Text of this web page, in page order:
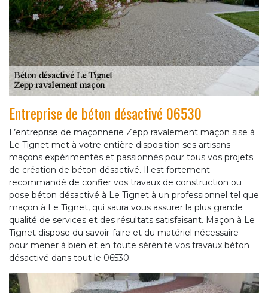
Entreprise de béton désactivé 06530
L’entreprise de maçonnerie Zepp ravalement maçon sise à
Le Tignet met à votre entière disposition ses artisans
maçons expérimentés et passionnés pour tous vos projets
de création de béton désactivé. Il est fortement
recommandé de confier vos travaux de construction ou
pose béton désactivé à Le Tignet à un professionnel tel que
maçon à Le Tignet, qui saura vous assurer la plus grande
qualité de services et des résultats satisfaisant. Maçon à Le
Tignet dispose du savoir-faire et du matériel nécessaire
pour mener à bien et en toute sérénité vos travaux béton
désactivé dans tout le 06530.